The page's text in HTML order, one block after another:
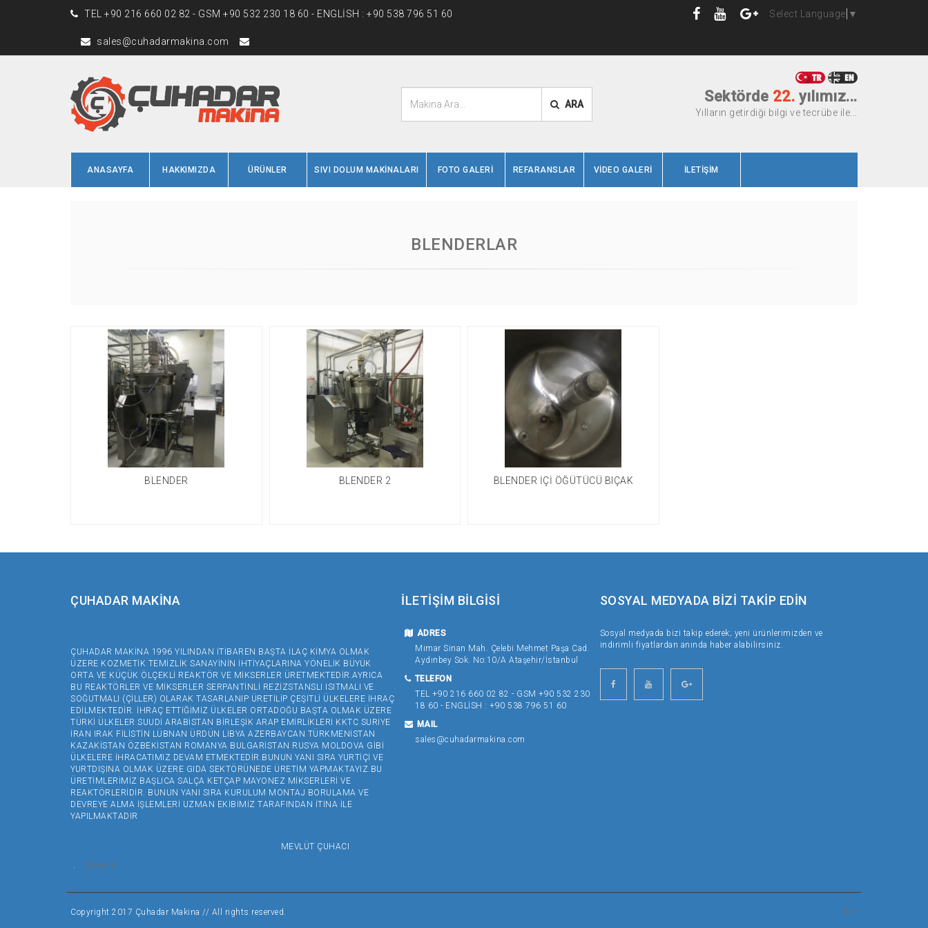
TEL +90 216 660 02 82 - GSM +90 532 230 18 60 - ENGLİSH : +90 538 796 51 60
sales@cuhadarmakina.com
Select Language ▼
ARA Sektörde 22. yılımız...
Yılların getirdiği bilgi ve tecrübe ile...
ANASAYFA HAKKIMIZDA ÜRÜNLER SIVI DOLUM MAKİNALARI FOTO GALERİ REFARANSLAR VİDEO GALERİ İLETİŞİM
BLENDERLAR
BLENDER BLENDER 2 BLENDER İÇİ ÖĞÜTÜCÜ BIÇAK
ÇUHADAR MAKİNA
ÇUHADAR MAKİNA 1996 YILINDAN İTİBAREN BAŞTA İLAÇ KİMYA OLMAK
ÜZERE KOZMETİK TEMİZLİK SANAYİNİN İHTİYAÇLARINA YÖNELİK BÜYÜK
ORTA VE KÜÇÜK ÖLÇEKLİ REAKTÖR VE MİKSERLER ÜRETMEKTEDİR.AYRICA
BU REAKTÖRLER VE MİKSERLER SERPANTİNLİ REZİZSTANSLI ISITMALI VE
SOĞUTMALI (ÇİLLER) OLARAK TASARLANIP ÜRETİLİP ÇEŞİTLİ ÜLKELERE İHRAÇ
EDİLMEKTEDİR. İHRAÇ ETTİĞİMİZ ÜLKELER ORTADOĞU BAŞTA OLMAK ÜZERE
TÜRKİ ÜLKELER SUUDİ ARABİSTAN BİRLEŞİK ARAP EMİRLİKLERİ KKTC SURİYE
İRAN IRAK FİLİSTİN LÜBNAN ÜRDÜN LİBYA AZERBAYCAN TÜRKMENİSTAN
KAZAKİSTAN ÖZBEKİSTAN ROMANYA BULGARİSTAN RUSYA MOLDOVA GİBİ
ÜLKELERE İHRACATIMIZ DEVAM ETMEKTEDİR.BUNUN YANI SIRA YURTİÇİ VE
YURTDIŞINA OLMAK ÜZERE GIDA SEKTÖRÜNEDE ÜRETİM YAPMAKTAYIZ.BU
ÜRETİMLERİMİZ BAŞLICA SALÇA KETÇAP MAYONEZ MİKSERLERİ VE
REAKTÖRLERİDİR. BUNUN YANI SIRA KURULUM MONTAJ BORULAMA VE
DEVREYE ALMA İŞLEMLERİ UZMAN EKİBİMİZ TARAFINDAN İTİNA İLE
YAPILMAKTADIR
MEVLÜT ÇUHACI
.
[Devamı]
İLETİŞİM BİLGİSİ
ADRES
Mimar Sinan Mah. Çelebi Mehmet Paşa Cad.
Aydınbey Sok. No:10/A Ataşehir/İstanbul
TELEFON
TEL +90 216 660 02 82 - GSM +90 532 230
18 60 - ENGLİSH : +90 538 796 51 60
MAIL
sales@cuhadarmakina.com
SOSYAL MEDYADA BİZİ TAKİP EDİN
Sosyal medyada bizi takip ederek; yeni ürünlerimizden ve
indirimli fiyatlardan anında haber alabilirsiniz.
Copyright 2017 Çuhadar Makina // All rights reserved. FNP